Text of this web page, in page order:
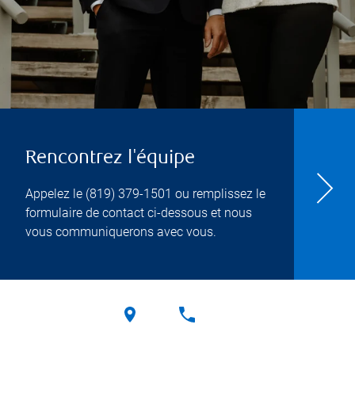
Rencontrez l'équipe
Appelez le (819) 379-1501 ou remplissez le
formulaire de contact ci-dessous et nous
vous communiquerons avec vous.